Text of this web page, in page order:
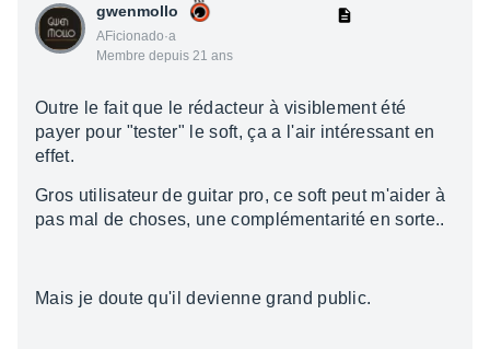
gwenmollo
AFicionado·a
Membre depuis 21 ans
Outre le fait que le rédacteur à visiblement été
payer pour "tester" le soft, ça a l'air intéressant en
effet.
Gros utilisateur de guitar pro, ce soft peut m'aider à
pas mal de choses, une complémentarité en sorte..
Mais je doute qu'il devienne grand public.